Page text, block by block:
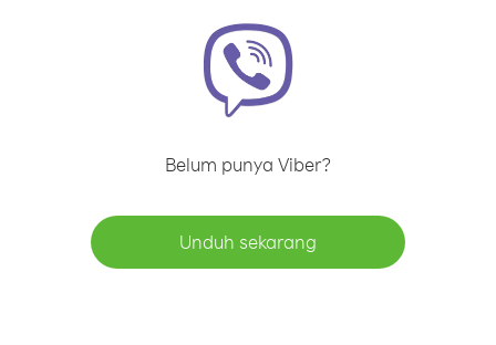
Belum punya Viber?
Unduh sekarang